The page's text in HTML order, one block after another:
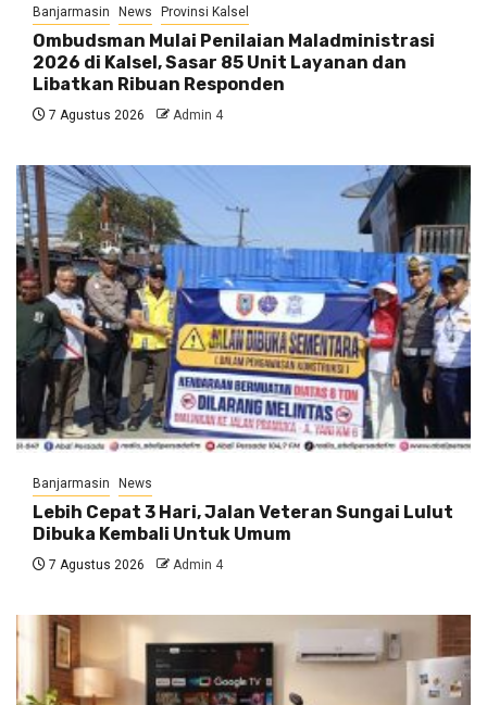
Banjarmasin News Provinsi Kalsel
Ombudsman Mulai Penilaian Maladministrasi
2026 di Kalsel, Sasar 85 Unit Layanan dan
Libatkan Ribuan Responden
7 Agustus 2026 Admin 4
Banjarmasin News
Lebih Cepat 3 Hari, Jalan Veteran Sungai Lulut
Dibuka Kembali Untuk Umum
7 Agustus 2026 Admin 4